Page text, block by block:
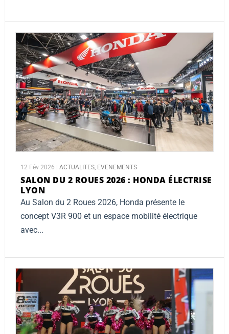
12 Fév 2026 ACTUALITES, EVENEMENTS
SALON DU 2 ROUES 2026 : HONDA ÉLECTRISE
LYON
Au Salon du 2 Roues 2026, Honda présente le
concept V3R 900 et un espace mobilité électrique
avec...